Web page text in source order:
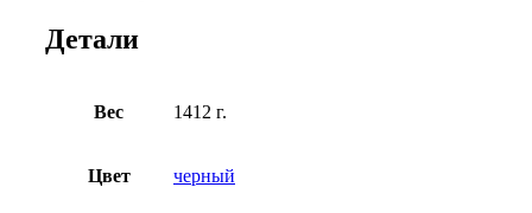
Детали
Вес 1412 г.
Цвет черный